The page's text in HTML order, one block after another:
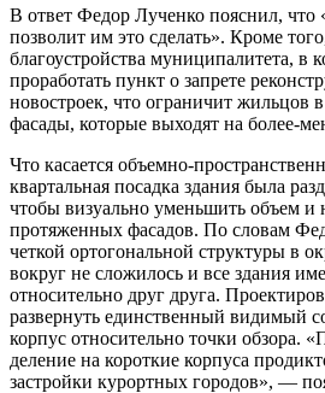
В ответ Федор Лученко пояснил, что
позволит им это сделать». Кроме
благоустройства муниципалитета, в
проработать пункт о запрете
новостроек, что ограничит жильцов
фасады, которые выходят на более-
Что касается объемно-
квартальная посадка здания была
чтобы визуально уменьшить объем и
протяженных фасадов. По словам
четкой ортогональной структуры в
вокруг не сложилось и все здания
относительно друг друга.
развернуть единственный видимый
корпус относительно точки обзора.
деление на короткие корпуса
застройки курортных городов», —